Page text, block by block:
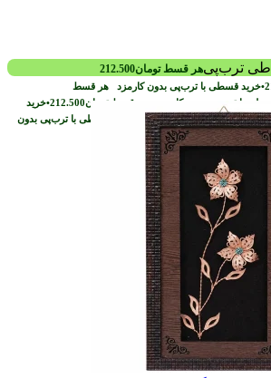
هر قسطتومان212.500
•خرید قسطی با ترب‌پی بدون کارمزد هر قسط
با ترب‌پی بدون کارمزد هر قسط تومان212.500
•خرید
کارمزدهر قسطتومان212.500
خرید قسطی با ترب‌پی بدون